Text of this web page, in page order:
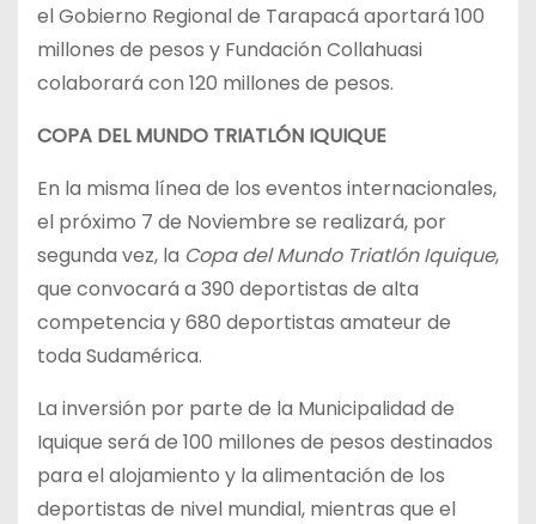
el Gobierno Regional de Tarapacá aportará 100
millones de pesos y Fundación Collahuasi
colaborará con 120 millones de pesos.
COPA DEL MUNDO TRIATLÓN IQUIQUE
En la misma línea de los eventos internacionales,
el próximo 7 de Noviembre se realizará, por
segunda vez, la Copa del Mundo Triatlón Iquique,
que convocará a 390 deportistas de alta
competencia y 680 deportistas amateur de
toda Sudamérica.
La inversión por parte de la Municipalidad de
Iquique será de 100 millones de pesos destinados
para el alojamiento y la alimentación de los
deportistas de nivel mundial, mientras que el